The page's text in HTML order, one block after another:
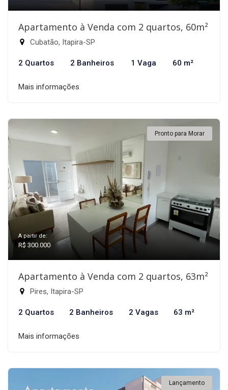
Apartamento à Venda com 2 quartos, 60m²
Cubatão, Itapira-SP
2 Quartos 2 Banheiros 1 Vaga 60 m²
Mais informações
Pronto para Morar
A partir de:
R$ 300.000
Apartamento à Venda com 2 quartos, 63m²
Pires, Itapira-SP
2 Quartos 2 Banheiros 2 Vagas 63 m²
Mais informações
Lançamento